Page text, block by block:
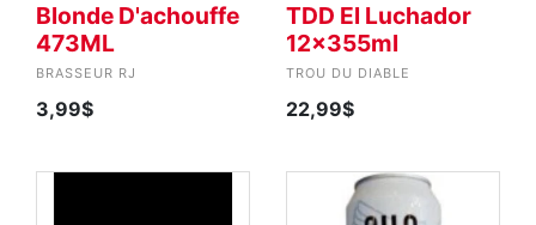
Blonde D'achouffe
473ML
BRASSEUR RJ
3,99$
TDD El Luchador
12x355ml
TROU DU DIABLE
22,99$